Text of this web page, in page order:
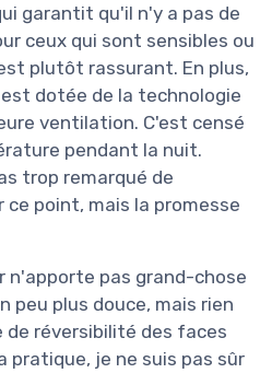
garantit qu'il n'y a pas de
ceux qui sont sensibles ou
plutôt rassurant. En plus,
dotée de la technologie
ventilation. C'est censé
pendant la nuit.
trop remarqué de
point, mais la promesse
n'apporte pas grand-chose
peu plus douce, mais rien
de réversibilité des faces
pratique, je ne suis pas sûr